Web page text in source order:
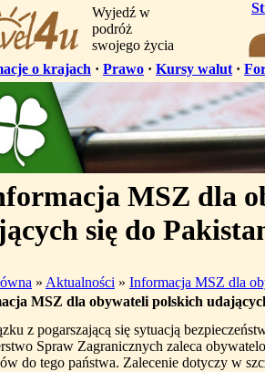
Wyjedź w
podróż
swojego życia
o krajach · Prawo · Kursy walut ·
MSZ dla
się do
» Aktualności » Informacja MSZ dla
MSZ dla obywateli polskich
z pogarszającą się sytuacją
Spraw Zagranicznych zaleca
do tego państwa. Zalecenie dotyczy w